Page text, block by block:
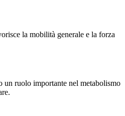
la mobilità generale e la forza
un ruolo importante nel metabolismo